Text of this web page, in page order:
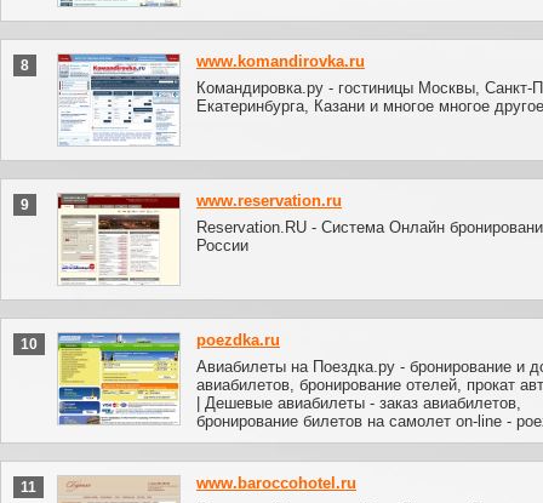
8
www.komandirovka.ru
Командировка.ру - гостиницы Mосквы, Cанкт-
Екатеринбурга, Казани и многое многое
9
www.reservation.ru
Reservation.RU - Система Онлайн
России
10
poezdka.ru
Авиабилеты на Поездка.ру - бронирование и
авиабилетов, бронирование отелей, прокат
| Дешевые авиабилеты - заказ авиабилетов,
бронирование билетов на самолет on-line -
11
www.baroccohotel.ru